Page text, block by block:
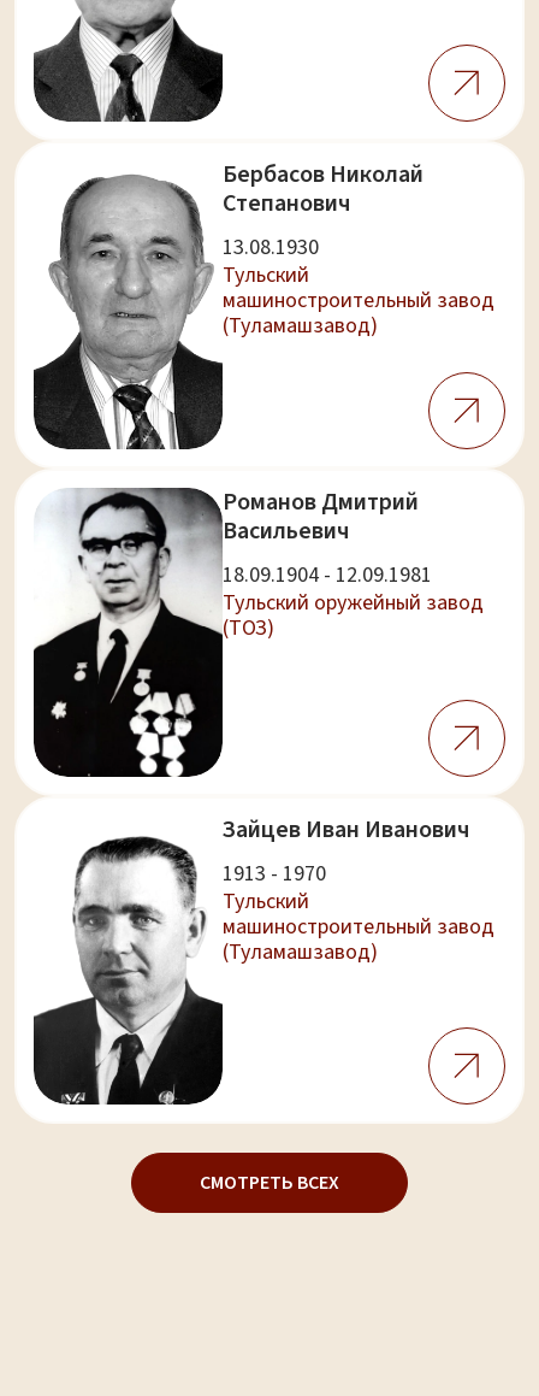
Бербасов Николай
Степанович
13.08.1930
Тульский
машиностроительный завод
(Туламашзавод)
Романов Дмитрий
Васильевич
18.09.1904 - 12.09.1981
Тульский оружейный завод
(ТОЗ)
Зайцев Иван Иванович
1913 - 1970
Тульский
машиностроительный завод
(Туламашзавод)
СМОТРЕТЬ ВСЕХ